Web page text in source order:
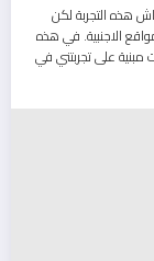
هذه التجربة لكن
الاجنبية. في هذه
مبنية على تجربتني في